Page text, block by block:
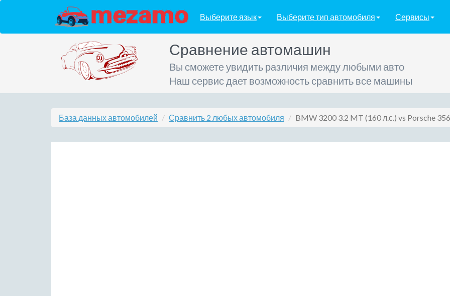
Выберите язык Выберите тип автомобиля Сервисы
Сравнение автомашин
Вы сможете увидить различия между любыми авто
Наш сервис дает возможность сравнить все машины
База данных автомобилей Сравнить 2 любых автомобиля BMW 3200 3.2 MT (160 л.с.) vs Porsche